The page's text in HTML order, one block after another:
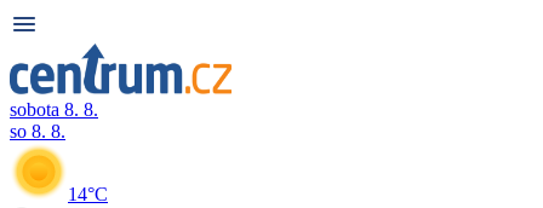
sobota 8. 8.
so 8. 8.
14°C